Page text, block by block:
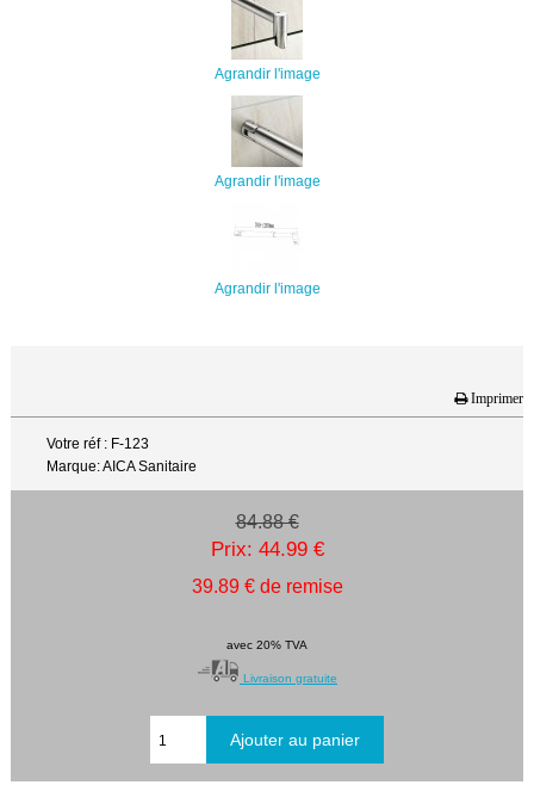
Agrandir l'image
Agrandir l'image
Agrandir l'image
Imprimer
Votre réf : F-123
Marque: AICA Sanitaire
84.88 €
Prix: 44.99 €
39.89 € de remise
avec 20% TVA
Livraison gratuite